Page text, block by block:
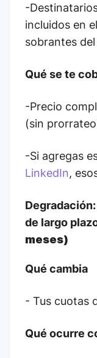
-
incluidos en
sobrantes
Qué se te
-Precio
(sin
-Si agregas
LinkedIn,
de largo
meses)
Qué cambia
- Tus cuotas
Qué ocurre